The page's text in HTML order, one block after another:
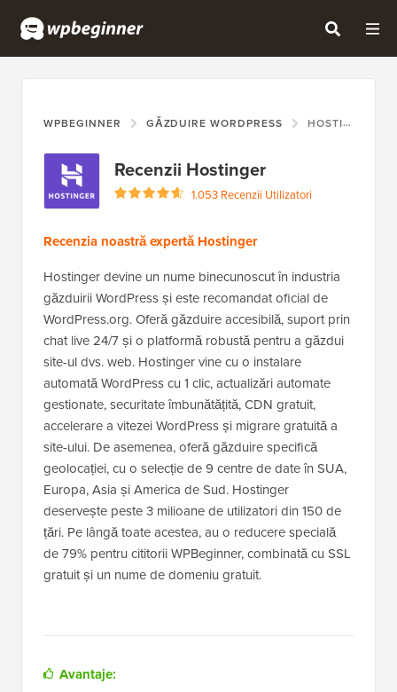
WPBEGINNER GĂZDUIRE WORDPRESS HOSTINGER
Recenzii Hostinger
1.053 Recenzii Utilizatori
Recenzia noastră expertă Hostinger
Hostinger devine un nume binecunoscut în industria
găzduirii WordPress și este recomandat oficial de
WordPress.org. Oferă găzduire accesibilă, suport prin
chat live 24/7 și o platformă robustă pentru a găzdui
site-ul dvs. web. Hostinger vine cu o instalare
automată WordPress cu 1 clic, actualizări automate
gestionate, securitate îmbunătățită, CDN gratuit,
accelerare a vitezei WordPress și migrare gratuită a
site-ului. De asemenea, oferă găzduire specifică
geolocației, cu o selecție de 9 centre de date în SUA,
Europa, Asia și America de Sud. Hostinger
deservește peste 3 milioane de utilizatori din 150 de
țări. Pe lângă toate acestea, au o reducere specială
de 79% pentru cititorii WPBeginner, combinată cu SSL
gratuit și un nume de domeniu gratuit.
Avantaje: